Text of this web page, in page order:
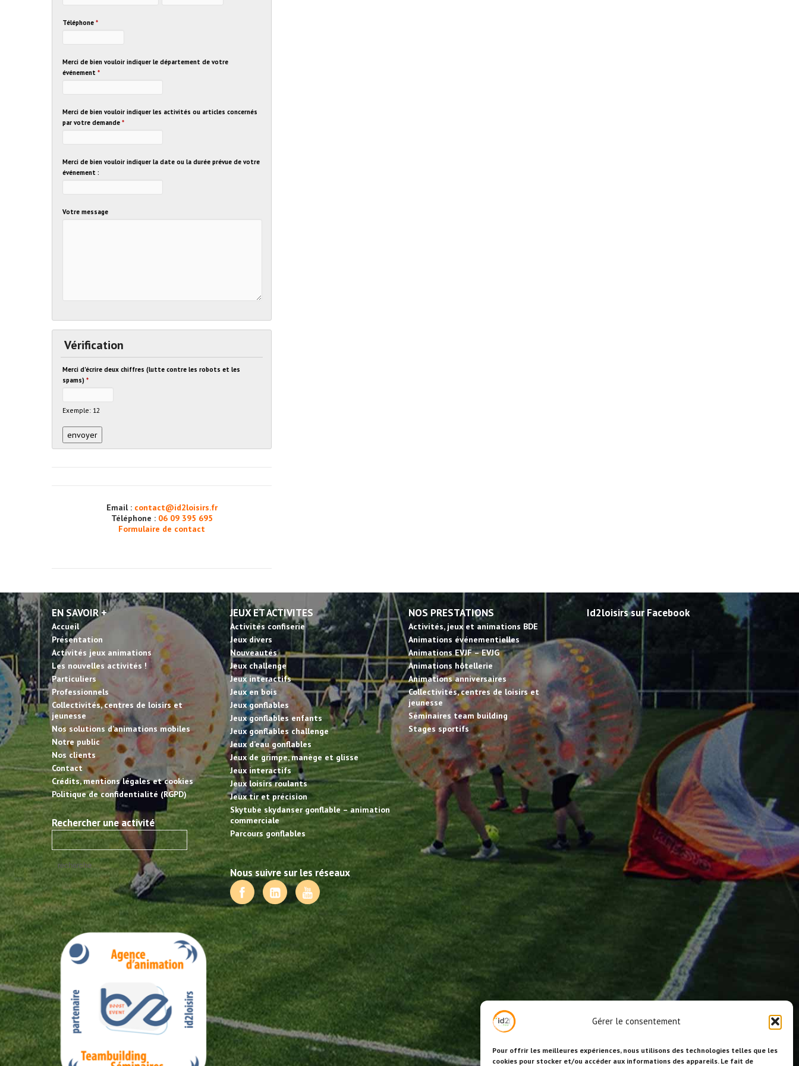
Gérer le consentement
Pour offrir les meilleures expériences, nous utilisons des technologies telles que les
cookies pour stocker et/ou accéder aux informations des appareils. Le fait de
Téléphone*
Merci de bien vouloir indiquer le département de votre
événement*
Merci de bien vouloir indiquer les activités ou articles concernés
par votre demande*
Merci de bien vouloir indiquer la date ou la durée prévue de votre
événement :
Votre message
Vérification
Merci d'écrire deux chiffres (lutte contre les robots et les
spams)*
Exemple: 12
Email : contact@id2loisirs.fr
Téléphone : 06 09 395 695
Formulaire de contact
EN SAVOIR +
Accueil
Présentation
Activités jeux animations
Les nouvelles activités !
Particuliers
Professionnels
Collectivités, centres de loisirs et
jeunesse
Nos solutions d’animations mobiles
Notre public
Nos clients
Contact
Crédits, mentions légales et cookies
Politique de confidentialité (RGPD)
Rechercher une activité
JEUX ET ACTIVITES
Activités confiserie
Jeux divers
Nouveautés
Jeux challenge
Jeux interactifs
Jeux en bois
Jeux gonflables
Jeux gonflables enfants
Jeux gonflables challenge
Jeux d’eau gonflables
Jeux de grimpe, manège et glisse
Jeux interactifs
Jeux loisirs roulants
Jeux tir et précision
Skytube skydanser gonflable – animation
commerciale
Parcours gonflables
Nous suivre sur les réseaux
NOS PRESTATIONS
Activités, jeux et animations BDE
Animations événementielles
Animations EVJF – EVJG
Animations hôtellerie
Animations anniversaires
Collectivités, centres de loisirs et
jeunesse
Séminaires team building
Stages sportifs
Id2loisirs sur Facebook